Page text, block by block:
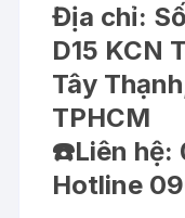
Địa chỉ:
D15 KCN
Tây
TPHCM
☎️Liên hệ:
Hotline